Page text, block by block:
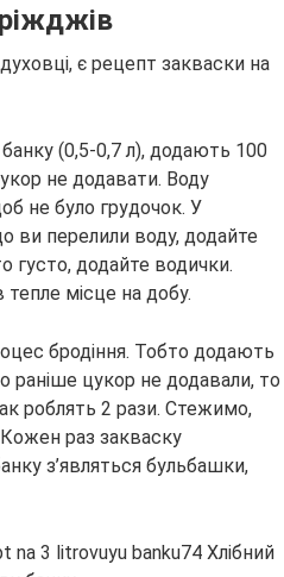
є рецепт закваски на
(0,5-0,7 л), додають 100
не додавати. Воду
не було грудочок. У
ви перелили воду, додайте
густо, додайте водички.
місце на добу.
бродіння. Тобто додають
раніше цукор не додавали, то
роблять 2 рази. Стежимо,
раз закваску
з’являться бульбашки,